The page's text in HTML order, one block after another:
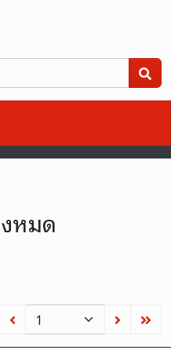
หมด